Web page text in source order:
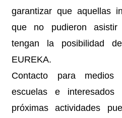
garantizar que aquellas
que no pudieron asistir
tengan la posibilidad
EUREKA.
Contacto para
escuelas e
próximas actividades